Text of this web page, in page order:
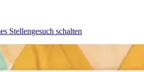
Stellengesuch schalten